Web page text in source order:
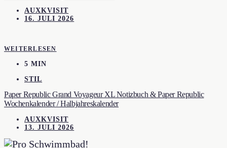
AUXKVISIT
16. JULI 2026
WEITERLESEN
5 MIN
STIL
Paper Republic Grand Voyageur XL Notizbuch & Paper Republic
Wochenkalender / Halbjahreskalender
AUXKVISIT
13. JULI 2026